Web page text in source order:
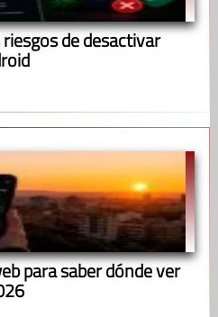
de desactivar
para saber dónde ver